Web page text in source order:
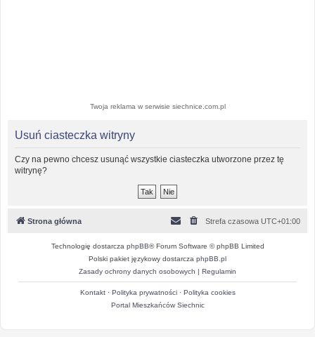
Twoja reklama w serwisie siechnice.com.pl
Usuń ciasteczka witryny
Czy na pewno chcesz usunąć wszystkie ciasteczka utworzone przez tę
witrynę?
Strona główna Strefa czasowa UTC+01:00
Technologię dostarcza phpBB® Forum Software © phpBB Limited
Polski pakiet językowy dostarcza phpBB.pl
Zasady ochrony danych osobowych | Regulamin
Kontakt· Polityka prywatności· Polityka cookies
Portal Mieszkańców Siechnic